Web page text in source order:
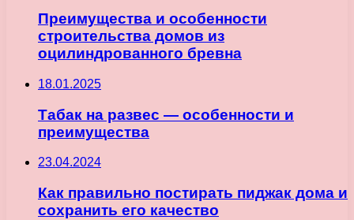
Преимущества и особенности
строительства домов из
оцилиндрованного бревна
18.01.2025
Табак на развес — особенности и
преимущества
23.04.2024
Как правильно постирать пиджак дома и
сохранить его качество